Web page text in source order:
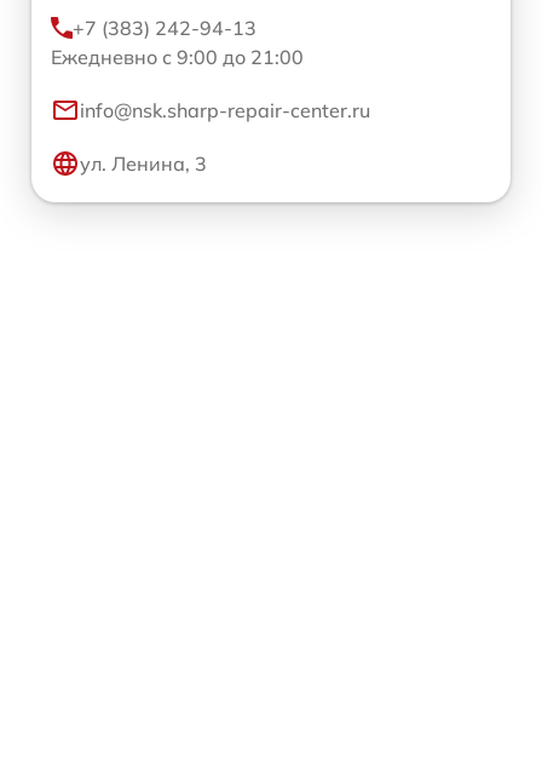
+7 (383) 242-94-13
Ежедневно с 9:00 до 21:00
info@nsk.sharp-repair-center.ru
ул. Ленина, 3